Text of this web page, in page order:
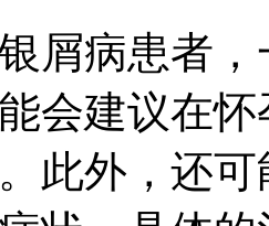
屑病患者
会建议在
此外，还